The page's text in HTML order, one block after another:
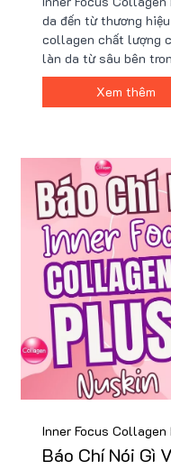
Hãng!
da đến từ thương
collagen chất lượng
làn da từ sâu bên
chính hãng cùng
giá chi tiết về hiệu
Xem thêm
Inner Focus
Báo Chí Nói Gì